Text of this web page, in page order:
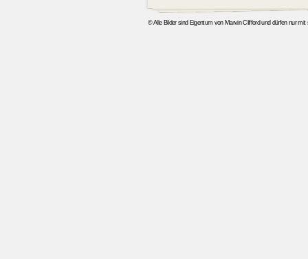
© Alle Bilder sind Eigentum von Marvin Clifford und dürfen nur